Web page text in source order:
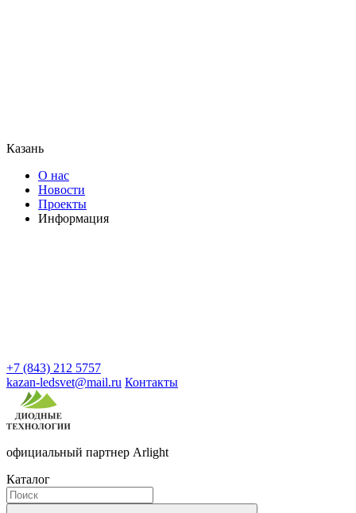
Казань
О нас
Новости
Проекты
Информация
+7 (843) 212 5757
kazan-ledsvet@mail.ru Контакты
официальный партнер Arlight
Каталог